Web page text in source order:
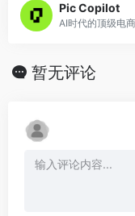
Pic Copilot
暂无评论